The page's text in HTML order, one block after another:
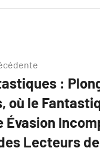
:
où le
Évasion
Lecteurs